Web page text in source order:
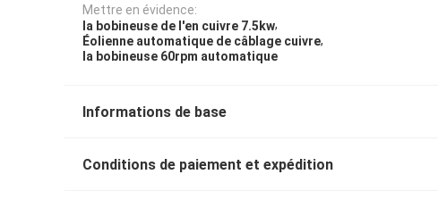
Mettre en évidence:
la bobineuse de l'en cuivre 7.5kw,
Éolienne automatique de câblage cuivre,
la bobineuse 60rpm automatique
Informations de base
Conditions de paiement et expédition